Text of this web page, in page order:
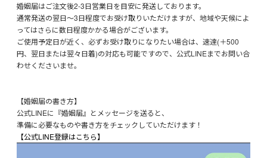
婚姻届はご注文後2-3日営業日を目安に発送しております。
通常発送の翌日～3日程度でお受け取りいただけますが、地域や天候によ
ってはさらに数日程度かかる場合がございます。
ご使用予定日が近く、必ずお受け取りになりたい場合は、速達(＋500
円、翌日または翌々日着)の対応も可能ですので、公式LINEまでお問い合
わせくださいませ。
【婚姻届の書き方】
公式LINEに『婚姻届』とメッセージを送ると、
準備に必要なものや書き方をチェックしていただけます！
【公式LINE登録はこちら】